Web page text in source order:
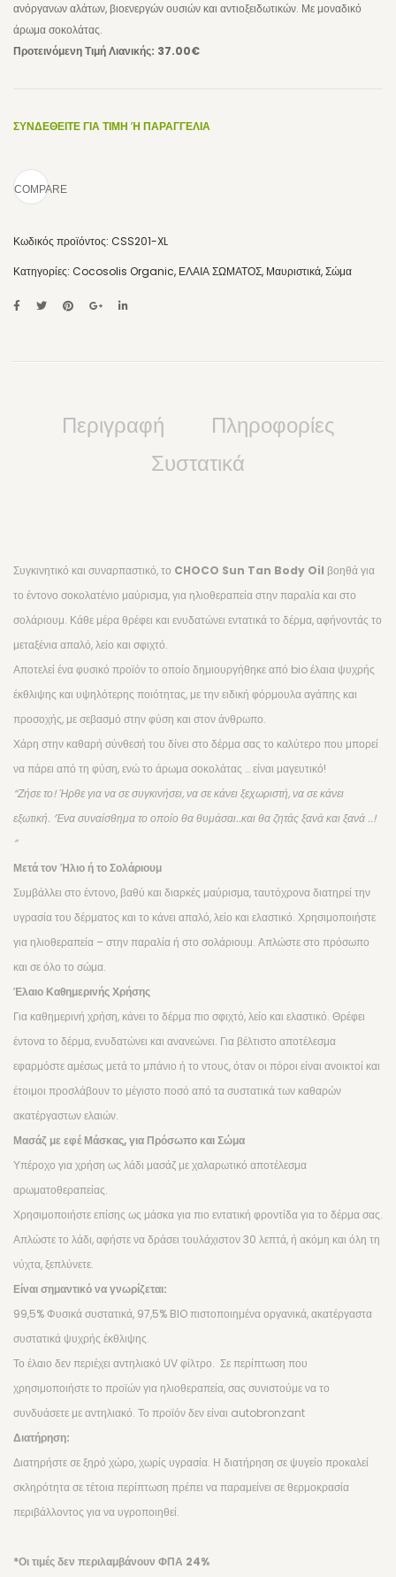
ΜΑΛΛΙΑ
ΣΑΜΠΟΥΑΝ & CONDITIONER
HAIR MIST
ΑΝΔΡΑΣ
ΑΝΤΗΛΙΑΚΑ
ΜΑΥΡΙΣΤΙΚΑ
ΑΠΟΤΡΙΧΩΣΗ
ΑΝΑΣΤΟΛΕΙΣ ΤΡΙΧΟΦΥΙΑΣ
ΑΝΔΡΙΚΗ ΑΠΟΤΡΙΧΩΣΗ
SEXUAL WELLNESS
ΕΡΩΤΙΚΑ ΒΟΗΘΗΜΑΤΑ
ΕΤΑΙΡΕΙΕΣ
RE:HEAL Kbeauty
BEAUUGREEN – Kbeauty
CREATION MISTS
BYROKKO Shine Brown
COCOSOLIS
DEPILEVE WAXING
BEAUTY JAR
ανόργανων αλάτων, βιοενεργών ουσιών και αντιοξειδωτικών. Με μοναδικό
άρωμα σοκολάτας.
Προτεινόμενη Τιμή Λιανικής: 37.00€
ΣΥΝΔΕΘΕΙΤΕ ΓΙΑ ΤΙΜΗ Ή ΠΑΡΑΓΓΕΛΙΑ
COMPARE
Κωδικός προϊόντος: CSS201-XL
Κατηγορίες: Cocosolis Organic, ΕΛΑΙΑ ΣΩΜΑΤΟΣ, Μαυριστικά,Σώμα
Περιγραφή
Πληροφορίες
Συστατικά
Συγκινητικό και συναρπαστικό, το CHOCO Sun Tan Body Oil βοηθά για
το έντονο σοκολατένιο μαύρισμα, για ηλιοθεραπεία στην παραλία και στο
σολάριουμ. Κάθε μέρα θρέφει και ενυδατώνει εντατικά το δέρμα, αφήνοντάς το
μεταξένια απαλό, λείο και σφιχτό.
Αποτελεί ένα φυσικό προϊόν το οποίο δημιουργήθηκε από bio έλαια ψυχρής
έκθλιψης και υψηλότερης ποιότητας, με την ειδική φόρμουλα αγάπης και
προσοχής, με σεβασμό στην φύση και στον άνθρωπο.
Χάρη στην καθαρή σύνθεσή του δίνει στο δέρμα σας το καλύτερο που μπορεί
να πάρει από τη φύση, ενώ το άρωμα σοκολάτας … είναι μαγευτικό!
“Ζήσε το! Ήρθε για να σε συγκινήσει, να σε κάνει ξεχωριστή, να σε κάνει
εξωτική. ‘Ένα συναίσθημα το οποίο θα θυμάσαι..και θα ζητάς ξανά και ξανά ..!
“
Μετά τον Ήλιο ή το Σολάριουμ
Συμβάλλει στο έντονο, βαθύ και διαρκές μαύρισμα, ταυτόχρονα διατηρεί την
υγρασία του δέρματος και το κάνει απαλό, λείο και ελαστικό. Χρησιμοποιήστε
για ηλιοθεραπεία – στην παραλία ή στο σολάριουμ. Απλώστε στο πρόσωπο
και σε όλο το σώμα.
Έλαιο Καθημερινής Χρήσης
Για καθημερινή χρήση, κάνει το δέρμα πιο σφιχτό, λείο και ελαστικό. Θρέφει
έντονα το δέρμα, ενυδατώνει και ανανεώνει. Για βέλτιστο αποτέλεσμα
εφαρμόστε αμέσως μετά το μπάνιο ή το ντους, όταν οι πόροι είναι ανοικτοί και
έτοιμοι προσλάβουν το μέγιστο ποσό από τα συστατικά των καθαρών
ακατέργαστων ελαιών.
Μασάζ με εφέ Μάσκας, για Πρόσωπο και Σώμα
Υπέροχο για χρήση ως λάδι μασάζ με χαλαρωτικό αποτέλεσμα
αρωματοθεραπείας.
Χρησιμοποιήστε επίσης ως μάσκα για πιο εντατική φροντίδα για το δέρμα σας.
Απλώστε το λάδι, αφήστε να δράσει τουλάχιστον 30 λεπτά, ή ακόμη και όλη τη
νύχτα, ξεπλύνετε.
Είναι σημαντικό να γνωρίζεται:
99,5% Φυσικά συστατικά, 97,5% BIO πιστοποιημένα οργανικά, ακατέργαστα
συστατικά ψυχρής έκθλιψης.
Το έλαιο δεν περιέχει αντηλιακό UV φίλτρο. Σε περίπτωση που
χρησιμοποιήστε το προϊών για ηλιοθεραπεία, σας συνιστούμε να το
συνδυάσετε με αντηλιακό. Το προϊόν δεν είναι autobronzant
Διατήρηση:
Διατηρήστε σε ξηρό χώρο, χωρίς υγρασία. Η διατήρηση σε ψυγείο προκαλεί
σκληρότητα σε τέτοια περίπτωση πρέπει να παραμείνει σε θερμοκρασία
περιβάλλοντος για να υγροποιηθεί.
*Οι τιμές δεν περιλαμβάνουν ΦΠΑ 24%